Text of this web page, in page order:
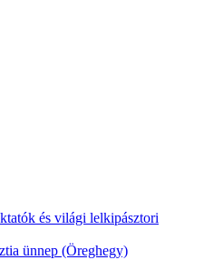
és világi lelkipásztori
ünnep (Öreghegy)